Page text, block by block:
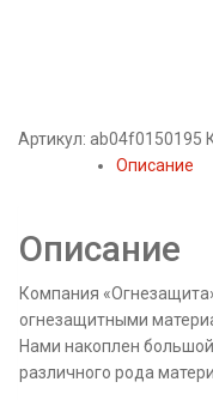
Артикул: ab04f0150195
Описание
Описание
Компания
огнезащитными
Нами накоплен
различного рода